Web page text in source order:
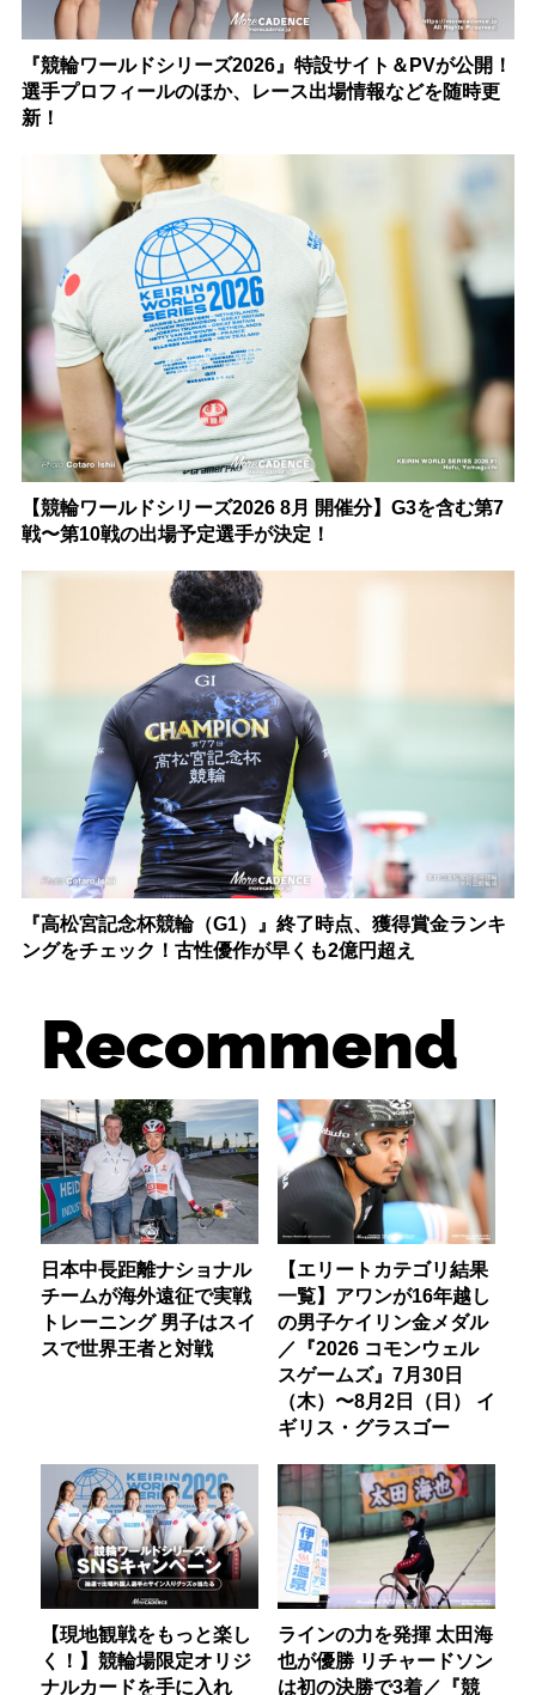
『競輪ワールドシリーズ2026』特設サイト＆PVが公開！
選手プロフィールのほか、レース出場情報などを随時更
新！
【競輪ワールドシリーズ2026 8月 開催分】G3を含む第7
戦〜第10戦の出場予定選手が決定！
『高松宮記念杯競輪（G1）』終了時点、獲得賞金ランキ
ングをチェック！古性優作が早くも2億円超え
Recommend
日本中長距離ナショナル
チームが海外遠征で実戦
トレーニング 男子はスイ
スで世界王者と対戦
【エリートカテゴリ結果
一覧】アワンが16年越し
の男子ケイリン金メダル
／『2026 コモンウェル
スゲームズ』7月30日
（木）〜8月2日（日） イ
ギリス・グラスゴー
【現地観戦をもっと楽し
く！】競輪場限定オリジ
ナルカードを手に入れ
ラインの力を発揮 太田海
也が優勝 リチャードソン
は初の決勝で3着／『競